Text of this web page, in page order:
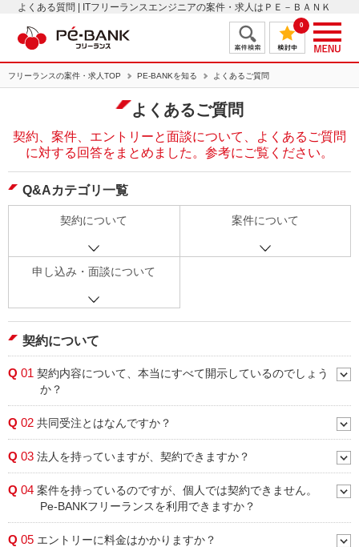
よくある質問 | ITフリーランスエンジニアの案件・求人はＰＥ－ＢＡＮＫ
0
フリーランスの案件・求人TOP PE-BANKを知る よくあるご質問
よくあるご質問
契約、案件、エントリーと面談について、
よくあるご質問
に対する回答をまとめました。参考にご覧ください。
Q&Aカテゴリ一覧
契約について 案件について
申し込み・面談について
契約について
Q 01 契約内容について、本当にすべて開示しているのでしょう
か？
Q 02 共同受注とはなんですか？
Q 03 法人を持っていますが、契約できますか？
Q 04 案件を持っているのですが、個人では契約できません。
Pe-BANKフリーランスを利用できますか？
Q 05 エントリーに料金はかかりますか？